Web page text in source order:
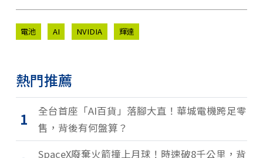
關鍵
電池 AI NVIDIA 輝達
熱門推薦
1
全台首座「AI百貨」落腳大直！華城電機跨足零
售，背後有何盤算？
SpaceX廢棄火箭撞上月球！時速破8千公里，背